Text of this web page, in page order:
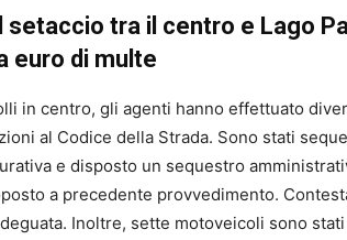
setaccio tra il centro e Lago
euro di multe
in centro, gli agenti hanno effettuato
al Codice della Strada. Sono stati
e disposto un sequestro
a precedente provvedimento.
Inoltre, sette motoveicoli sono